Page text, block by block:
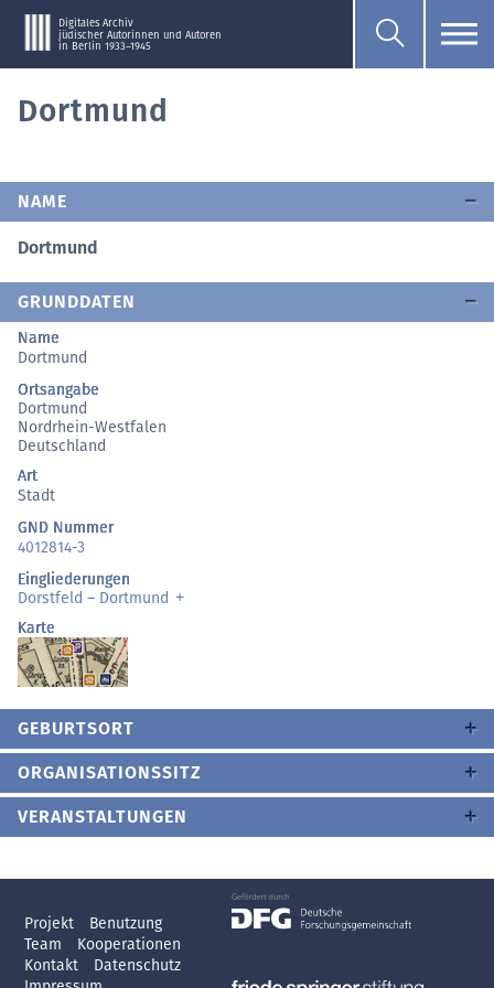
Digitales Archiv
jüdischer Autorinnen und Autoren
in Berlin 1933–1945
Dortmund
NAME
Dortmund
GRUNDDATEN
Name
Dortmund
Ortsangabe
Dortmund
Nordrhein-Westfalen
Deutschland
Art
Stadt
GND Nummer
4012814-3
Eingliederungen
Dorstfeld – Dortmund
Karte
GEBURTSORT
ORGANISATIONSSITZ
VERANSTALTUNGEN
Projekt
Benutzung
Team
Kooperationen
Kontakt
Datenschutz